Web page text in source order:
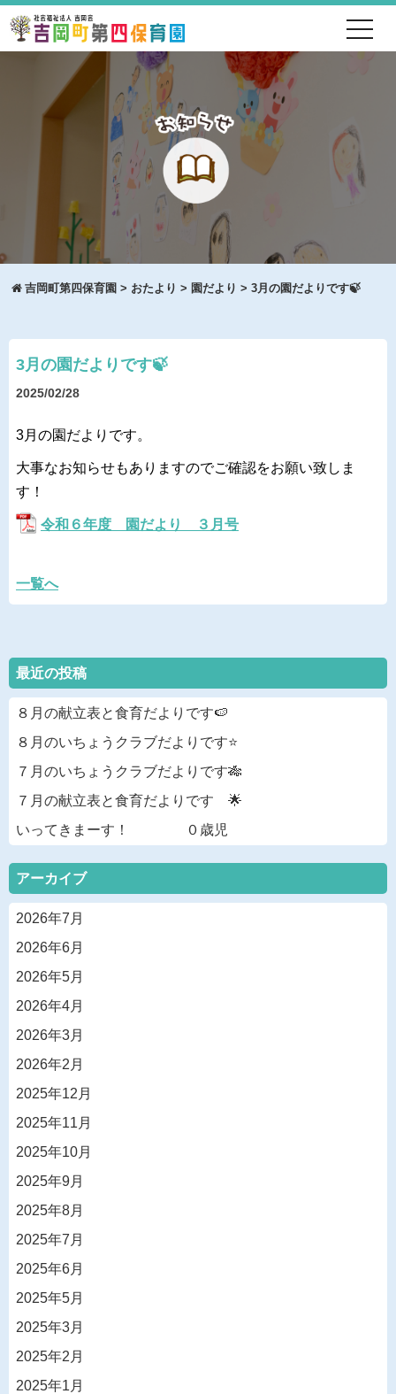
吉岡町第四保育園 > おたより > 園だより > 3月の園だよりです🍃
3月の園だよりです🍃
2025/02/28
3月の園だよりです。
大事なお知らせもありますのでご確認をお願い致しま
す！
令和６年度 園だより ３月号
一覧へ
最近の投稿
８月の献立表と食育だよりです🍉
８月のいちょうクラブだよりです⭐
７月のいちょうクラブだよりです🎋
７月の献立表と食育だよりです 🌟
いってきまーす！ ０歳児
アーカイブ
2026年7月
2026年6月
2026年5月
2026年4月
2026年3月
2026年2月
2025年12月
2025年11月
2025年10月
2025年9月
2025年8月
2025年7月
2025年6月
2025年5月
2025年3月
2025年2月
2025年1月